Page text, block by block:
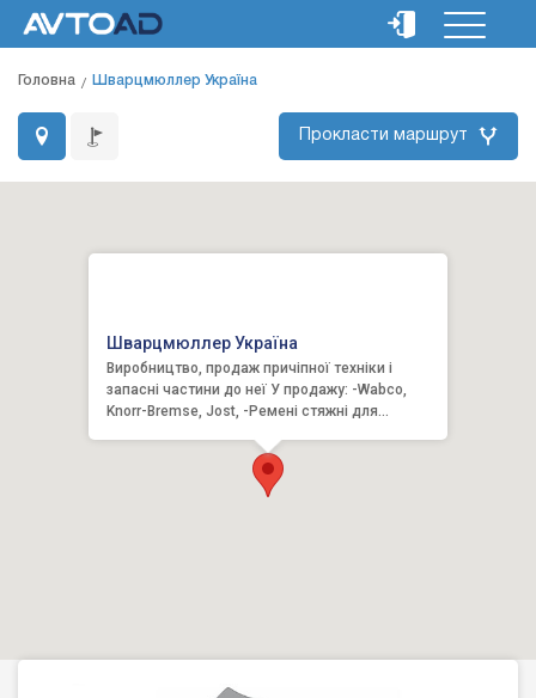
Головна Шварцмюллер Україна
Прокласти маршрут
Шварцмюллер Україна
Виробництво, продаж причіпної техніки і
запасні частини до неї У продажу: -Wabco,
Knorr-Bremse, Jost, -Ремені стяжні для